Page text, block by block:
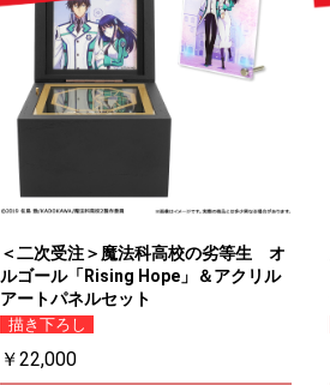
＜二次受注＞魔法科高校の劣等生 オ
ルゴール「Rising Hope」＆アクリル
アートパネルセット
描き下ろし
￥22,000